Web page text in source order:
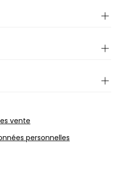
vente
personnelles